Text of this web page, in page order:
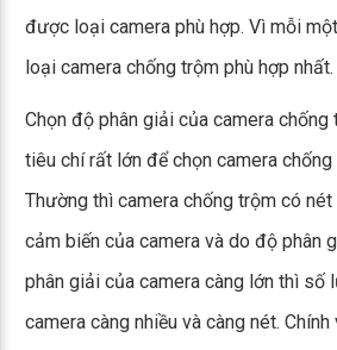
được loại camera phù hợp. Vì mỗi
loại camera chống trộm phù hợp nhất.
Chọn độ phân giải của camera chống
tiêu chí rất lớn để chọn camera chống
Thường thì camera chống trộm có
cảm biến của camera và do độ phân
phân giải của camera càng lớn thì số
camera càng nhiều và càng nét.